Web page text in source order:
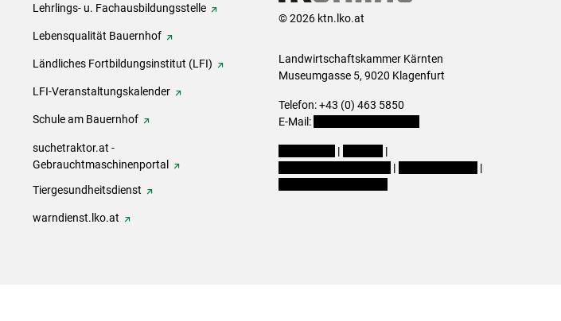
Lehrlings- u. Fachausbildungsstelle
Lebensqualität Bauernhof
Ländliches Fortbildungsinstitut (LFI)
LFI-Veranstaltungskalender
Schule am Bauernhof
suchetraktor.at -
Gebrauchtmaschinenportal
Tiergesundheitsdienst
warndienst.lko.at
© 2026 ktn.lko.at
Landwirtschaftskammer Kärnten
Museumgasse 5, 9020 Klagenfurt
Telefon: +43 (0) 463 5850
E-Mail:
|
|
|
|